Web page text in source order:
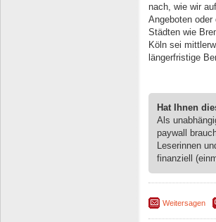
nach, wie wir
Angeboten
Städten wie
Köln sei
längerfristige
Hat Ihnen
Als
paywall
Leserinnen
finanziell
Weitersagen